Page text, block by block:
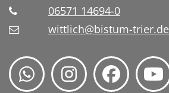
06571 14694-0
wittlich@bistum-trier.de